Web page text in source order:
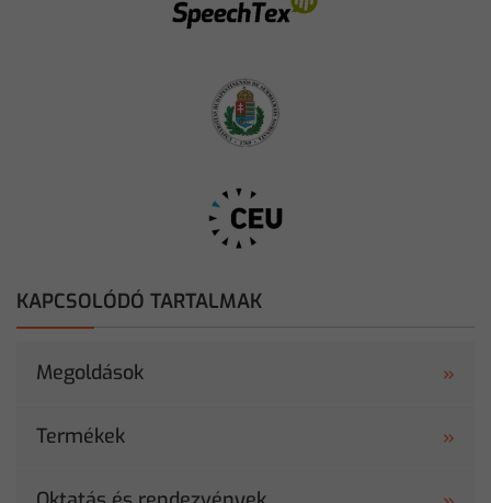
KAPCSOLÓDÓ TARTALMAK
Megoldások
Termékek